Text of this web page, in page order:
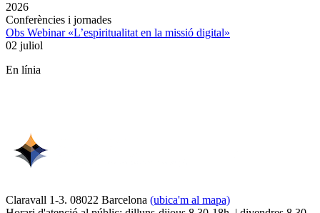
2026
Conferències i jornades
Obs Webinar «L’espiritualitat en la missió digital»
02 juliol
En línia
Claravall 1-3. 08022 Barcelona (ubica'm al mapa)